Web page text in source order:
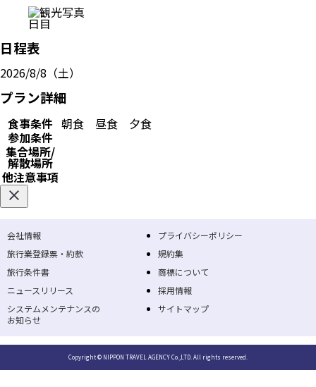
日目
日程表
2026/8/8（土）
プラン詳細
食事条件 朝食 昼食 夕食
参加条件
集合場所/
解散場所
他注意事項
会社情報
プライバシーポリシー
旅行業登録票・約款
規約集
旅行条件書
商標について
ニュースリリース
採用情報
システムメンテナンスの
お知らせ
サイトマップ
Copyright © NIPPON TRAVEL AGENCY Co.,LTD. All rights reserved.